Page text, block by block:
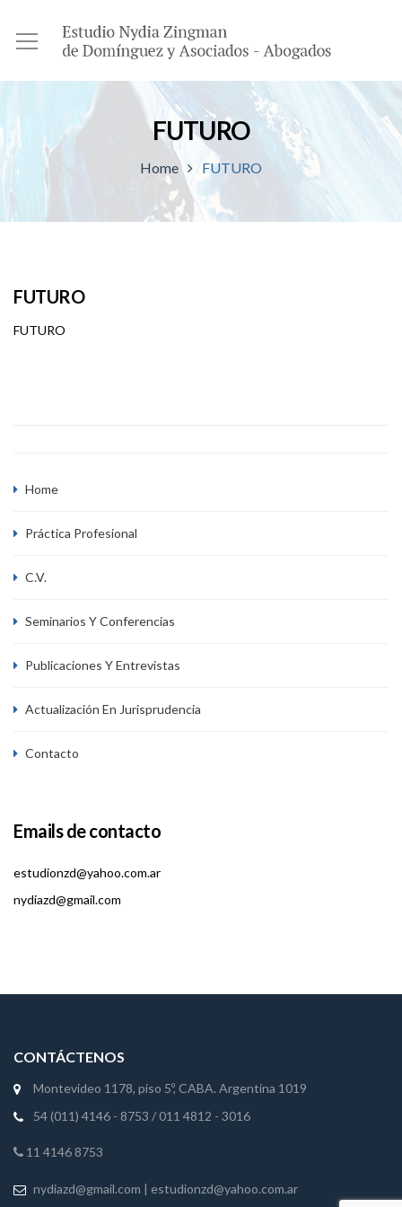
FUTURO
Home FUTURO
FUTURO
FUTURO
Home
Práctica Profesional
C.V.
Seminarios Y Conferencias
Publicaciones Y Entrevistas
Actualización En Jurisprudencia
Contacto
Emails de contacto
estudionzd@yahoo.com.ar
nydiazd@gmail.com
CONTÁCTENOS
Montevideo 1178, piso 5º, CABA. Argentina 1019
54 (011) 4146 - 8753 /011 4812 - 3016
11 4146 8753
nydiazd@gmail.com | estudionzd@yahoo.com.ar